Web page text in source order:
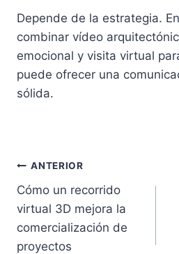
Depende de la estrategia.
combinar vídeo
emocional y visita virtual
puede ofrecer una
sólida.
Navegación
de
entradas
ANTERIOR
Cómo un recorrido
virtual 3D mejora la
comercialización de
proyectos